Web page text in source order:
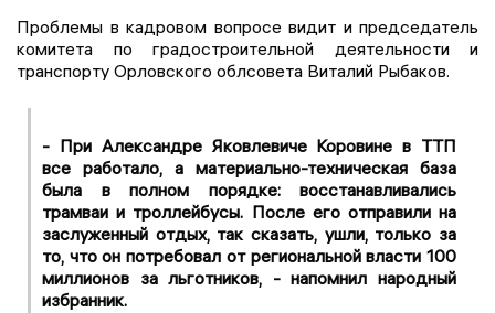
Проблемы в кадровом вопросе видит и председатель
комитета по градостроительной деятельности и
транспорту Орловского облсовета Виталий Рыбаков.
- При Александре Яковлевиче Коровине в ТТП
все работало, а материально-техническая база
была в полном порядке: восстанавливались
трамваи и троллейбусы. После его отправили на
заслуженный отдых, так сказать, ушли, только за
то, что он потребовал от региональной власти 100
миллионов за льготников, - напомнил народный
избранник.